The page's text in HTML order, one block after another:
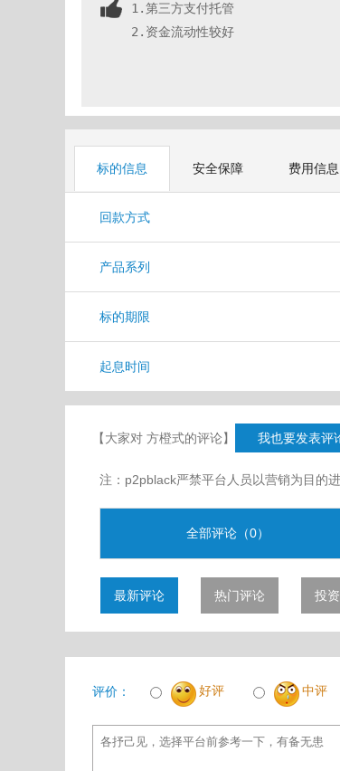
1.第三方支付托管
2.资金流动性较好
标的信息 安全保障 费用信息
回款方式
产品系列
标的期限
起息时间
【大家对 方橙式的评论】 我也要发表评
注：p2pblack严禁平台人员以营销为目的
全部评论（0）
最新评论 热门评论 投
评价： 好评 中评